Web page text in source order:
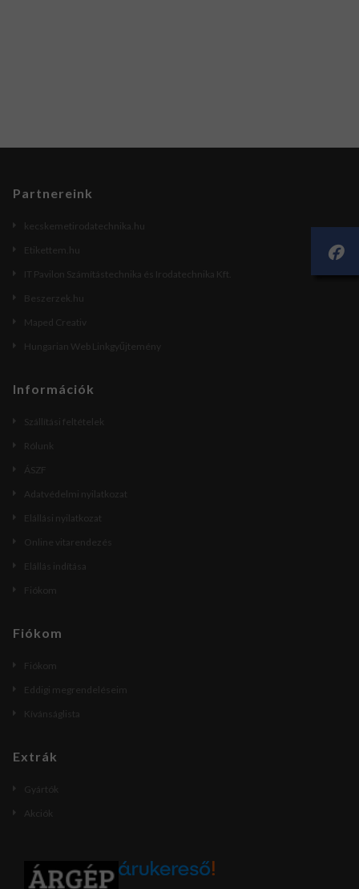
Partnereink
kecskemetirodatechnika.hu
Etikettem.hu
IT Pavilon Számítástechnika és Irodatechnika Kft.
Beszerzek.hu
Maped Creativ
Hungarian Web Linkgyűjtemény
Információk
Szállítási feltételek
Rólunk
ÁSZF
Adatvédelmi nyilatkozat
Elállási nyilatkozat
Online vitarendezés
Elállás indítása
Fiókom
Fiókom
Fiókom
Eddigi megrendeléseim
Kívánságlista
Extrák
Gyártók
Akciók